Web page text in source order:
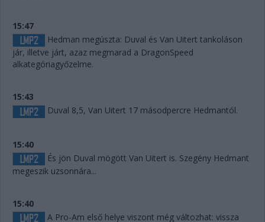
15:47
Hedman megúszta: Duval és Van Uitert tankoláson
jár, illetve járt, azaz megmarad a DragonSpeed
alkategóriagyőzelme.
15:43
Duval 8,5, Van Uitert 17 másodpercre Hedmantól.
15:40
És jön Duval mögött Van Uitert is. Szegény Hedmant
megeszik uzsonnára...
15:40
A Pro-Am első helye viszont még változhat: vissza